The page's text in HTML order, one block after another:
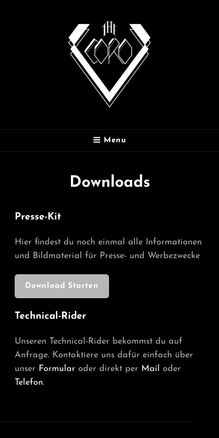
THE CORO
Menu
Downloads
Presse-Kit
Hier findest du noch einmal alle Informationen
und Bildmaterial für Presse- und Werbezwecke
Technical-Rider
Unseren Technical-Rider bekommst du auf
Anfrage. Kontaktiere uns dafür einfach über
unser Formular oder direkt per Mail oder
Telefon.